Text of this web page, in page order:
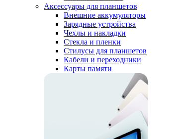
Аксессуары для планшетов
Внешние аккумуляторы
Зарядные устройства
Чехлы и накладки
Стекла и пленки
Стилусы для планшетов
Кабели и переходники
Карты памяти